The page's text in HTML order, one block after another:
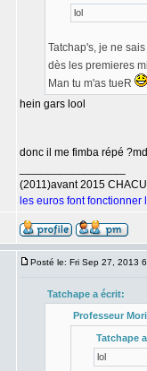
lol
Tatchap's, je ne
dès les premieres
Man tu m'as tueR
hein gars lool
donc il me fimba répé
(2011)avant 2015
les euros font fonctionner
Posté le: Fri Sep 27, 2013
Tatchape a écrit:
Professeur
Tatchape a
lol